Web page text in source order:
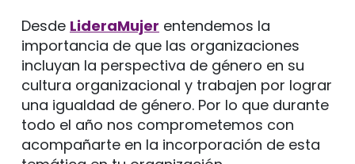
Desde LideraMujer entendemos la
importancia de que las organizaciones
incluyan la perspectiva de género en su
cultura organizacional y trabajen por lograr
una igualdad de género. Por lo que durante
todo el año nos comprometemos con
acompañarte en la incorporación de esta